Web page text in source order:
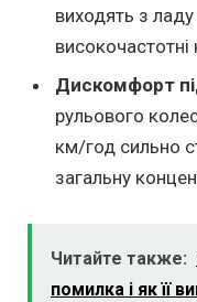
виходять з
високочастотні
Дискомфорт
рульового
км/год сильно
загальну
Читайте также:
помилка і як її